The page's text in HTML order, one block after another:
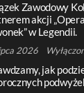
Zawodowy
akcji
w Legendii.
2026
jak